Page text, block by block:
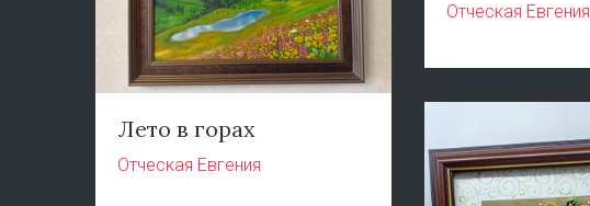
Отческая Евгения
Лето в горах
Отческая Евгения